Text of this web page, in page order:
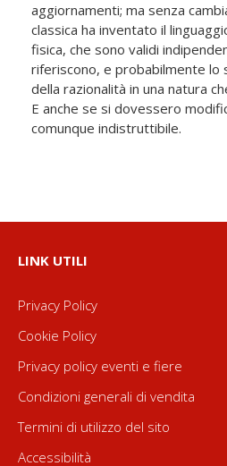
comunque indistruttibile.
LINK UTILI
Privacy Policy
Cookie Policy
Privacy policy eventi e fiere
Condizioni generali di vendita
Termini di utilizzo del sito
Accessibilità